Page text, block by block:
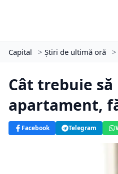
Capital > Știri de ultimă oră >
Cât trebuie
apartament,
Facebook Telegram